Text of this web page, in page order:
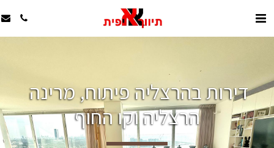
דירות בהרצליה פיתוח, מרינה
הרצליה וקו החוף